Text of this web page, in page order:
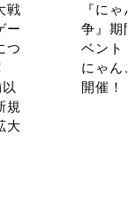
戦
ー
つ
規
大
『にゃ
争』期
ベント
にゃん
開催！